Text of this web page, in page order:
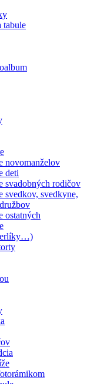
tabule
novomanželov
deti
svadobných rodičov
svedkov, svedkyne,
ostatných